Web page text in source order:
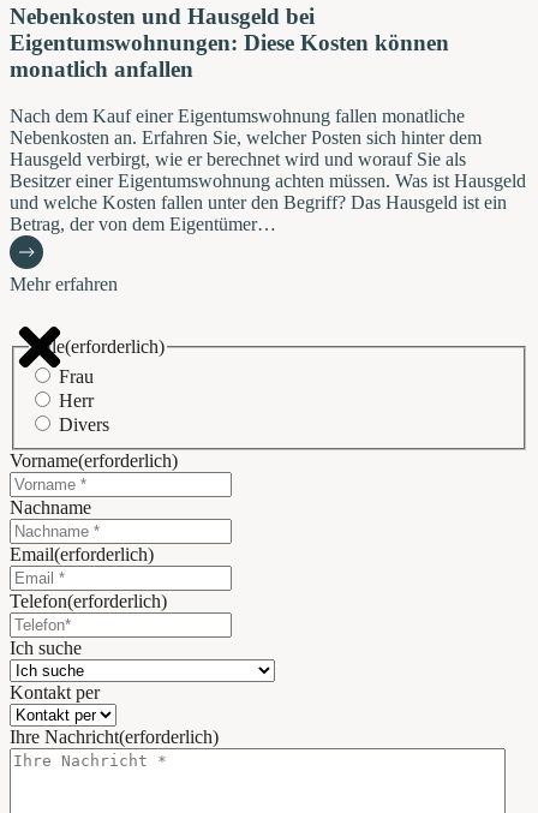
Nebenkosten und Hausgeld bei
Eigentumswohnungen: Diese Kosten können
monatlich anfallen
Nach dem Kauf einer Eigentumswohnung fallen monatliche
Nebenkosten an. Erfahren Sie, welcher Posten sich hinter dem
Hausgeld verbirgt, wie er berechnet wird und worauf Sie als
Besitzer einer Eigentumswohnung achten müssen. Was ist Hausgeld
und welche Kosten fallen unter den Begriff? Das Hausgeld ist ein
Betrag, der von dem Eigentümer…
Mehr erfahren
Title(erforderlich)
Frau
Herr
Divers
Vorname(erforderlich)
Nachname
Email(erforderlich)
Telefon(erforderlich)
Ich suche
Kontakt per
Ihre Nachricht(erforderlich)